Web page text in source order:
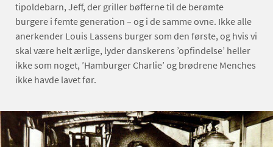
tipoldebarn, Jeff, der griller bøfferne til de berømte
burgere i femte generation – og i de samme ovne. Ikke alle
anerkender Louis Lassens burger som den første, og hvis vi
skal være helt ærlige, lyder danskerens ’opfindelse’ heller
ikke som noget, ’Hamburger Charlie’ og brødrene Menches
ikke havde lavet før.